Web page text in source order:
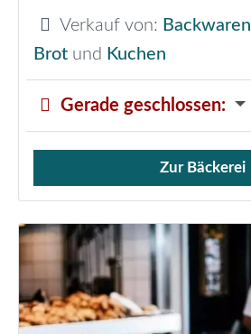
Verkauf von: Backwaren
Brot und Kuchen
Gerade geschlossen:
Verkauf von Brötchen,
Zur Bäckerei